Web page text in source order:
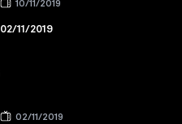
10/11/2019
02/11/2019
02/11/2019